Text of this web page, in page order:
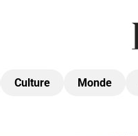
Culture Monde